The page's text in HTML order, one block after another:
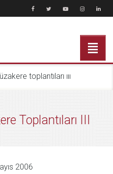
toplantıları iii
Toplantıları III
2006